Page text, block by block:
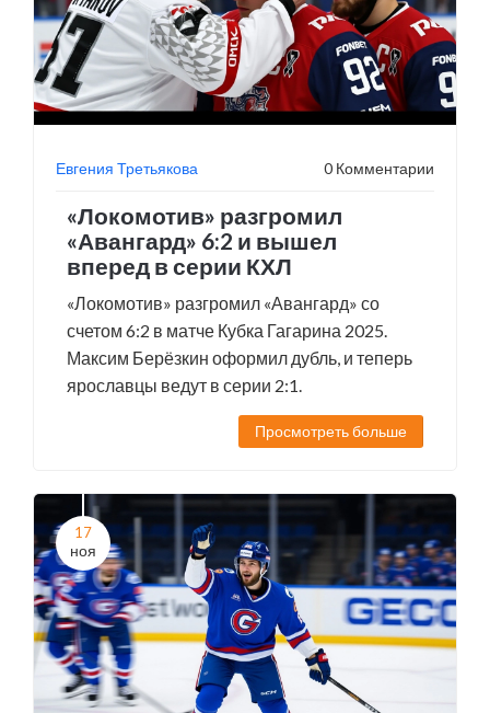
Евгения Третьякова 0 Комментарии
«Локомотив» разгромил
«Авангард» 6:2 и вышел
вперед в серии КХЛ
«Локомотив» разгромил «Авангард» со
счетом 6:2 в матче Кубка Гагарина 2025.
Максим Берёзкин оформил дубль, и теперь
ярославцы ведут в серии 2:1.
Просмотреть больше
17
ноя